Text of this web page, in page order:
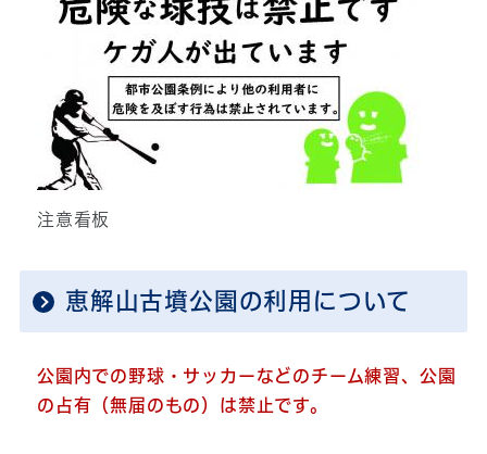
注意看板
恵解山古墳公園の利用について
公園内での野球・サッカーなどのチーム練習、公園
の占有（無届のもの）は禁止です。